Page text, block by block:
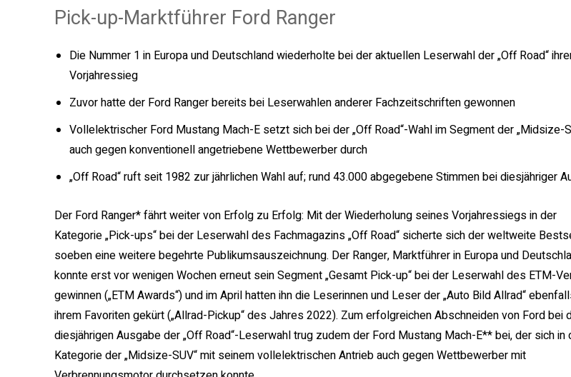
Pick-up-Marktführer Ford Ranger
Die Nummer 1 in Europa und Deutschland wiederholte bei der aktuellen Leserwahl der „Off Road“
Vorjahressieg
Zuvor hatte der Ford Ranger bereits bei Leserwahlen anderer Fachzeitschriften gewonnen
Vollelektrischer Ford Mustang Mach-E setzt sich bei der „Off Road“-Wahl im Segment der „Midsize-
auch gegen konventionell angetriebene Wettbewerber durch
„Off Road“ ruft seit 1982 zur jährlichen Wahl auf; rund 43.000 abgegebene Stimmen bei diesjähriger
Der Ford Ranger* fährt weiter von Erfolg zu Erfolg: Mit der Wiederholung seines Vorjahressiegs in der
Kategorie „Pick-ups“ bei der Leserwahl des Fachmagazins „Off Road“ sicherte sich der weltweite
soeben eine weitere begehrte Publikumsauszeichnung. Der Ranger, Marktführer in Europa und
konnte erst vor wenigen Wochen erneut sein Segment „Gesamt Pick-up“ bei der Leserwahl des ETM-
gewinnen („ETM Awards“) und im April hatten ihn die Leserinnen und Leser der „Auto Bild Allrad“
ihrem Favoriten gekürt („Allrad-Pickup“ des Jahres 2022). Zum erfolgreichen Abschneiden von Ford bei
diesjährigen Ausgabe der „Off Road“-Leserwahl trug zudem der Ford Mustang Mach-E** bei, der sich in
Kategorie der „Midsize-SUV“ mit seinem vollelektrischen Antrieb auch gegen Wettbewerber mit